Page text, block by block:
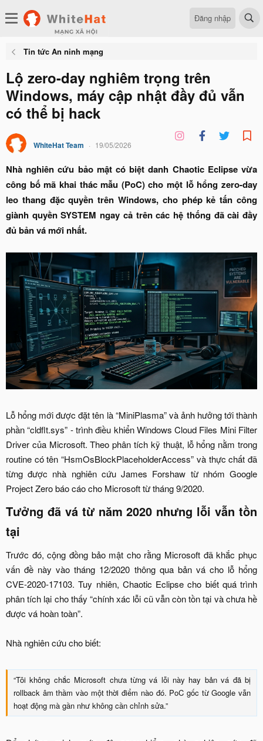
Đăng nhập
Tin tức An ninh mạng
Lộ zero-day nghiêm trọng trên
Windows, máy cập nhật đầy đủ vẫn
có thể bị hack
WhiteHat Team 19/05/2026
Nhà nghiên cứu bảo mật có biệt danh Chaotic Eclipse vừa
công bố mã khai thác mẫu (PoC) cho một lỗ hổng zero-day
leo thang đặc quyền trên Windows, cho phép kẻ tấn công
giành quyền SYSTEM ngay cả trên các hệ thống đã cài đầy
đủ bản vá mới nhất.
Lỗ hổng mới được đặt tên là “MiniPlasma” và ảnh hưởng tới thành
phần “cldflt.sys” - trình điều khiển Windows Cloud Files Mini Filter
Driver của Microsoft. Theo phân tích kỹ thuật, lỗ hổng nằm trong
routine có tên “HsmOsBlockPlaceholderAccess” và thực chất đã
từng được nhà nghiên cứu James Forshaw từ nhóm Google
Project Zero báo cáo cho Microsoft từ tháng 9/2020.​
Tưởng đã vá từ năm 2020 nhưng lỗi vẫn tồn
tại​
Trước đó, cộng đồng bảo mật cho rằng Microsoft đã khắc phục
vấn đề này vào tháng 12/2020 thông qua bản vá cho lỗ hổng
CVE-2020-17103. Tuy nhiên, Chaotic Eclipse cho biết quá trình
phân tích lại cho thấy “chính xác lỗi cũ vẫn còn tồn tại và chưa hề
được vá hoàn toàn”.
Nhà nghiên cứu cho biết:
“Tôi không chắc Microsoft chưa từng vá lỗi này hay bản vá đã bị
rollback âm thầm vào một thời điểm nào đó. PoC gốc từ Google vẫn
hoạt động mà gần như không cần chỉnh sửa.”​